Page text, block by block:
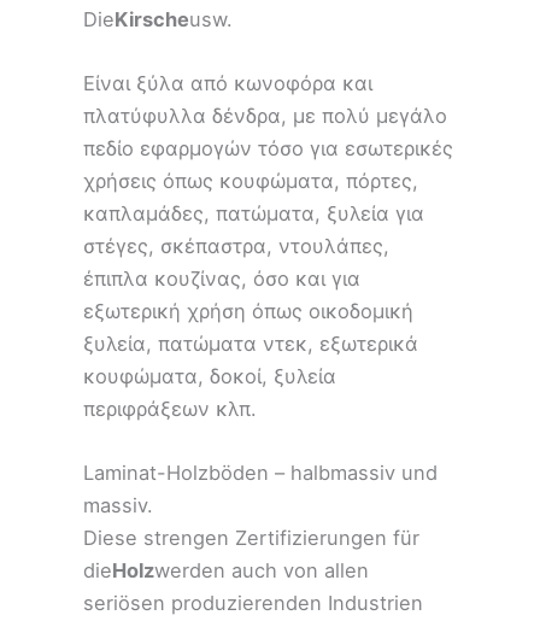
DieKirscheusw.
Είναι ξύλα από κωνοφόρα και
πλατύφυλλα δένδρα, με πολύ μεγάλο
πεδίο εφαρμογών τόσο για εσωτερικές
χρήσεις όπως κουφώματα, πόρτες,
καπλαμάδες, πατώματα, ξυλεία για
στέγες, σκέπαστρα, ντουλάπες,
έπιπλα κουζίνας, όσο και για
εξωτερική χρήση όπως οικοδομική
ξυλεία, πατώματα ντεκ, εξωτερικά
κουφώματα, δοκοί, ξυλεία
περιφράξεων κλπ.
Laminat-Holzböden – halbmassiv und
massiv.
Diese strengen Zertifizierungen für
dieHolzwerden auch von allen
seriösen produzierenden Industrien